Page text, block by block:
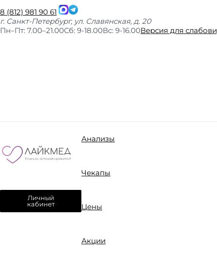
8 (812) 981 90 61
г. Санкт-Петербург, ул. Славянская, д. 20
Пн–Пт: 7.00–21.00Сб: 9-18.00Вс: 9-16.00Версия для
Личный
кабинет
Анализы
Чекапы
Цены
Акции